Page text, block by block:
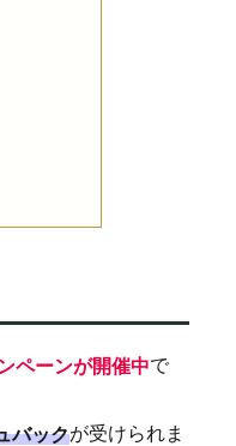
ペーンが開催中で
バックが受けられま